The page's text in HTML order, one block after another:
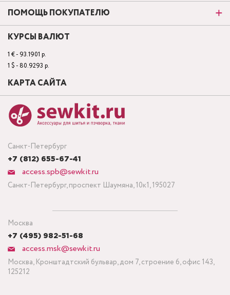
Санкт-Петербург
+7 (812) 655-67-41
access.spb@sewkit.ru
Санкт-Петербург, проспект Шаумяна, 10к1, 195027
Москва
+7 (495) 982-51-68
access.msk@sewkit.ru
Москва, Кронштадтский бульвар, дом 7, строение 6, офис 143,
125212
ПОМОЩЬ ПОКУПАТЕЛЮ
КУРСЫ ВАЛЮТ
1 € - 93.1901 р.
1 $ - 80.9293 р.
КАРТА САЙТА